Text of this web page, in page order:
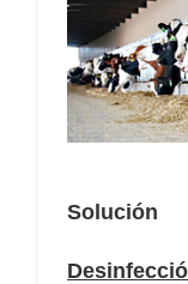
Solución